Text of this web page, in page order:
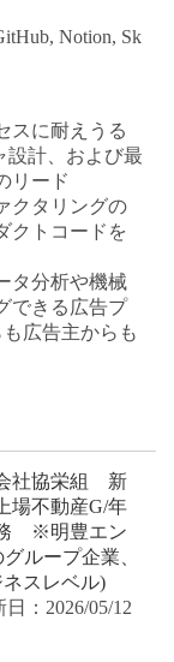
Notion, Sk
スに耐えうる
設計、および最
リード
クタリングの
クトコードを
タ分析や機械
できる広告プ
も広告主からも
社協栄組 新
不動産G/年
務 ※明豊エン
ループ企業、
スレベル)
：2026/05/12